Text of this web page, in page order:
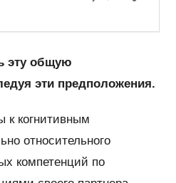
эту общую
эти предположения.
к когнитивным
относительного
компетенций по